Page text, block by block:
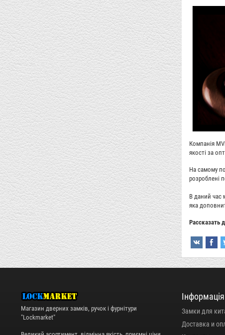
Компанія
якості за
На самому
розроблені
В даний час
яка
Рассказать
Магазин дверних замків, ручок і фурнітури
"Lockmarket"
Інформація
Замки для
Доставка и